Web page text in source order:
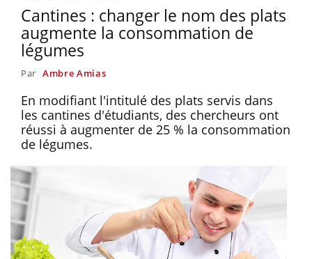
Cantines : changer le nom des plats
augmente la consommation de
légumes
Par Ambre Amias
En modifiant l'intitulé des plats servis dans
les cantines d'étudiants, des chercheurs ont
réussi à augmenter de 25 % la consommation
de légumes.